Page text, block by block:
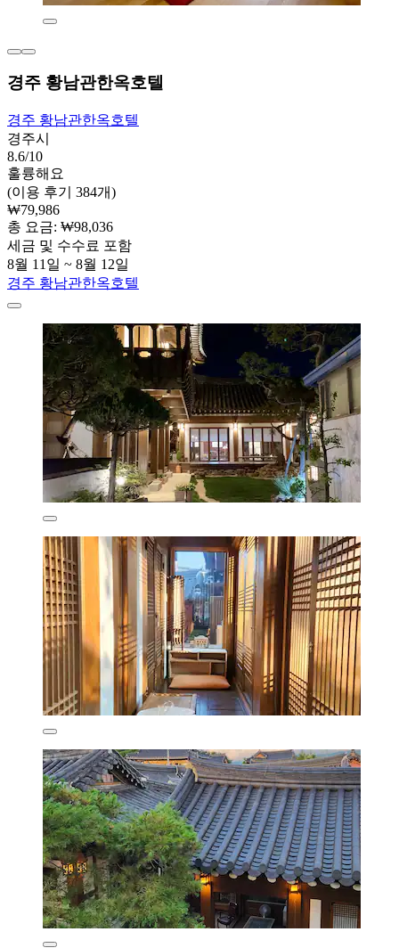
경주 황남관한옥호텔
경주 황남관한옥호텔
경주시
8.6/10
훌륭해요
(이용 후기 384개)
₩79,986
총 요금: ₩98,036
세금 및 수수료 포함
8월 11일 ~ 8월 12일
경주 황남관한옥호텔